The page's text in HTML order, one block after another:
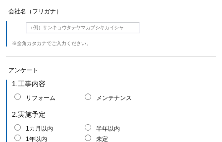
会社名（フリガナ）
※全角カタカナでご入力ください。
アンケート
1.工事内容
リフォーム メンテナンス
2.実施予定
1カ月以内
半年以内
1年以内
未定